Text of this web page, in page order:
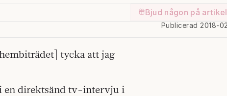
Bjud någon på
Publicerad 2018-
tycka att jag
en direktsänd tv-intervju i